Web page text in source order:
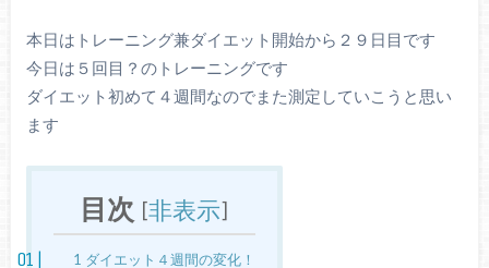
本日はトレーニング兼ダイエット開始から２９日目です
今日は５回目？のトレーニングです
ダイエット初めて４週間なのでまた測定していこうと思い
ます
目次 [非表示]
1 ダイエット４週間の変化！